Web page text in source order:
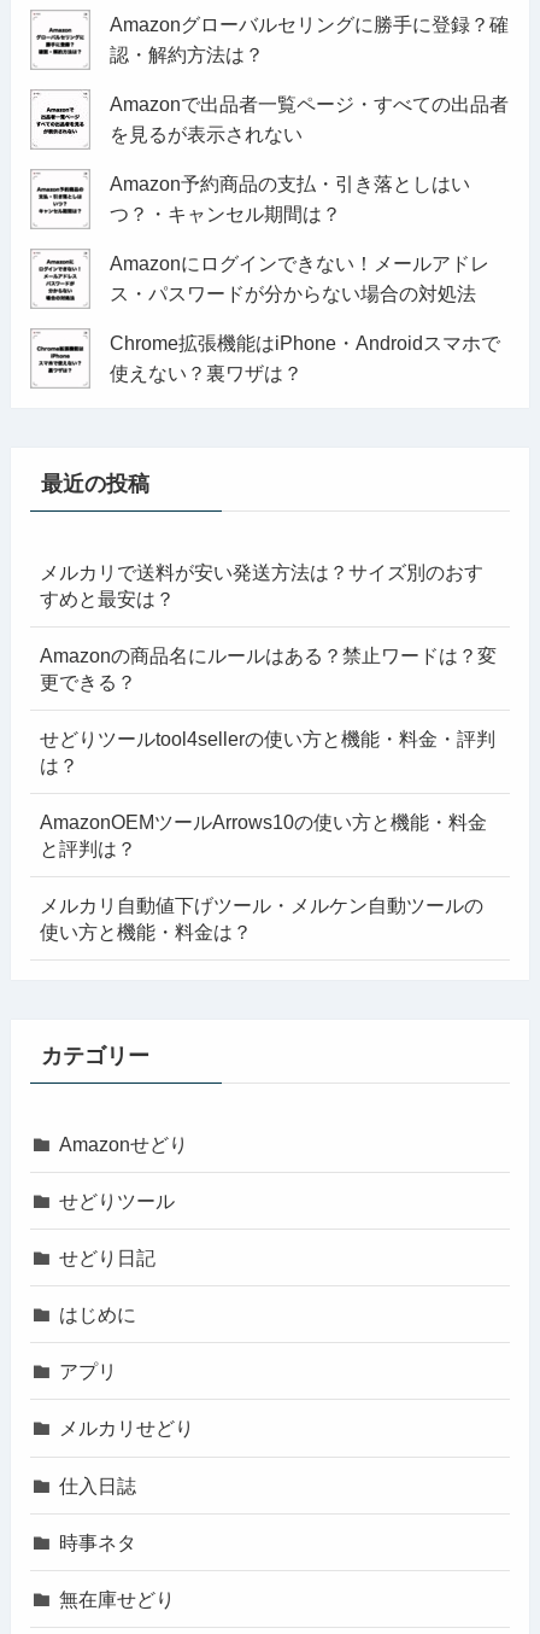
Amazonグローバルセリングに勝手に登録？確
認・解約方法は？
Amazonで出品者一覧ページ・すべての出品者
を見るが表示されない
Amazon予約商品の支払・引き落としはい
つ？・キャンセル期間は？
Amazonにログインできない！メールアドレ
ス・パスワードが分からない場合の対処法
Chrome拡張機能はiPhone・Androidスマホで
使えない？裏ワザは？
最近の投稿
メルカリで送料が安い発送方法は？サイズ別のおす
すめと最安は？
Amazonの商品名にルールはある？禁止ワードは？変
更できる？
せどりツールtool4sellerの使い方と機能・料金・評判
は？
AmazonOEMツールArrows10の使い方と機能・料金
と評判は？
メルカリ自動値下げツール・メルケン自動ツールの
使い方と機能・料金は？
カテゴリー
Amazonせどり
せどりツール
せどり日記
はじめに
アプリ
メルカリせどり
仕入日誌
時事ネタ
無在庫せどり